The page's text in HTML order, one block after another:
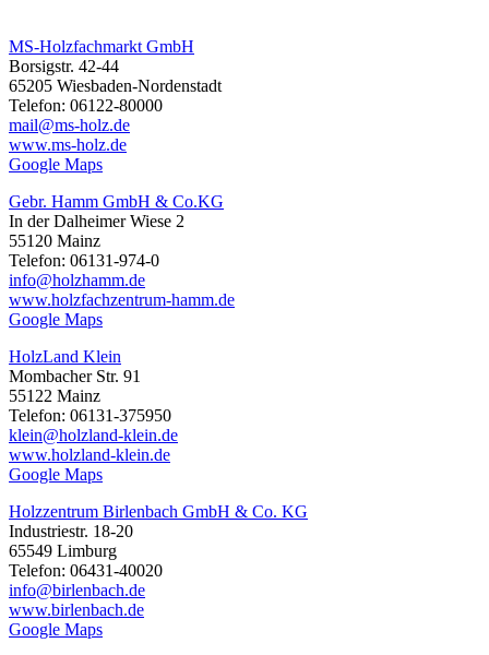
MS-Holzfachmarkt GmbH
Borsigstr. 42-44
65205 Wiesbaden-Nordenstadt
Telefon: 06122-80000
mail@ms-holz.de
www.ms-holz.de
Google Maps
Gebr. Hamm GmbH & Co.KG
In der Dalheimer Wiese 2
55120 Mainz
Telefon: 06131-974-0
info@holzhamm.de
www.holzfachzentrum-hamm.de
Google Maps
HolzLand Klein
Mombacher Str. 91
55122 Mainz
Telefon: 06131-375950
klein@holzland-klein.de
www.holzland-klein.de
Google Maps
Holzzentrum Birlenbach GmbH & Co. KG
Industriestr. 18-20
65549 Limburg
Telefon: 06431-40020
info@birlenbach.de
www.birlenbach.de
Google Maps